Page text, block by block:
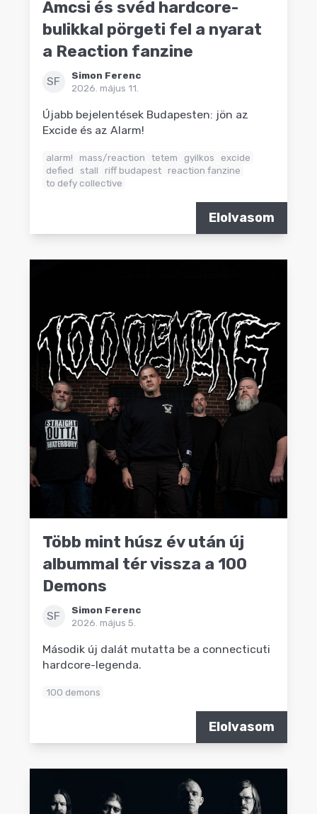
Amcsi és svéd hardcore-
bulikkal pörgeti fel a nyarat
a Reaction fanzine
SF
Simon Ferenc
2026. május 11.
Újabb bejelentések Budapesten: jön az
Excide és az Alarm!
alarm! mass/reaction tetem gyilkos
excide
defied
stall riff budapest reaction fanzine
to defy collective
Elolvasom
Több mint húsz év után új
albummal tér vissza a 100
Demons
SF
Simon Ferenc
2026. május 5.
Második új dalát mutatta be a connecticuti
hardcore-legenda.
100 demons
Elolvasom